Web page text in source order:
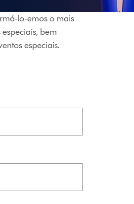
lo-emos o mais
bem
especiais.